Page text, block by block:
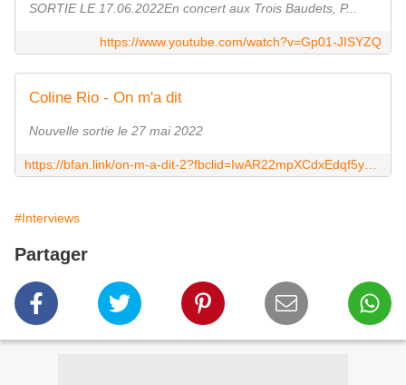
SORTIE LE 17.06.2022En concert aux Trois Baudets, P...
https://www.youtube.com/watch?v=Gp01-JISYZQ
Coline Rio - On m'a dit
Nouvelle sortie le 27 mai 2022
#Interviews
Partager